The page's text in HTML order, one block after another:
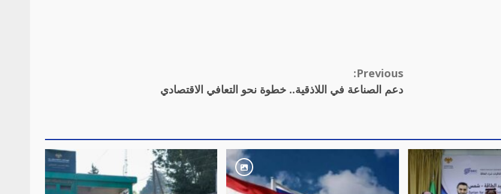
Previous:
دعم الصناعة في اللاذقية.. خطوة نحو التعافي الاقتصادي